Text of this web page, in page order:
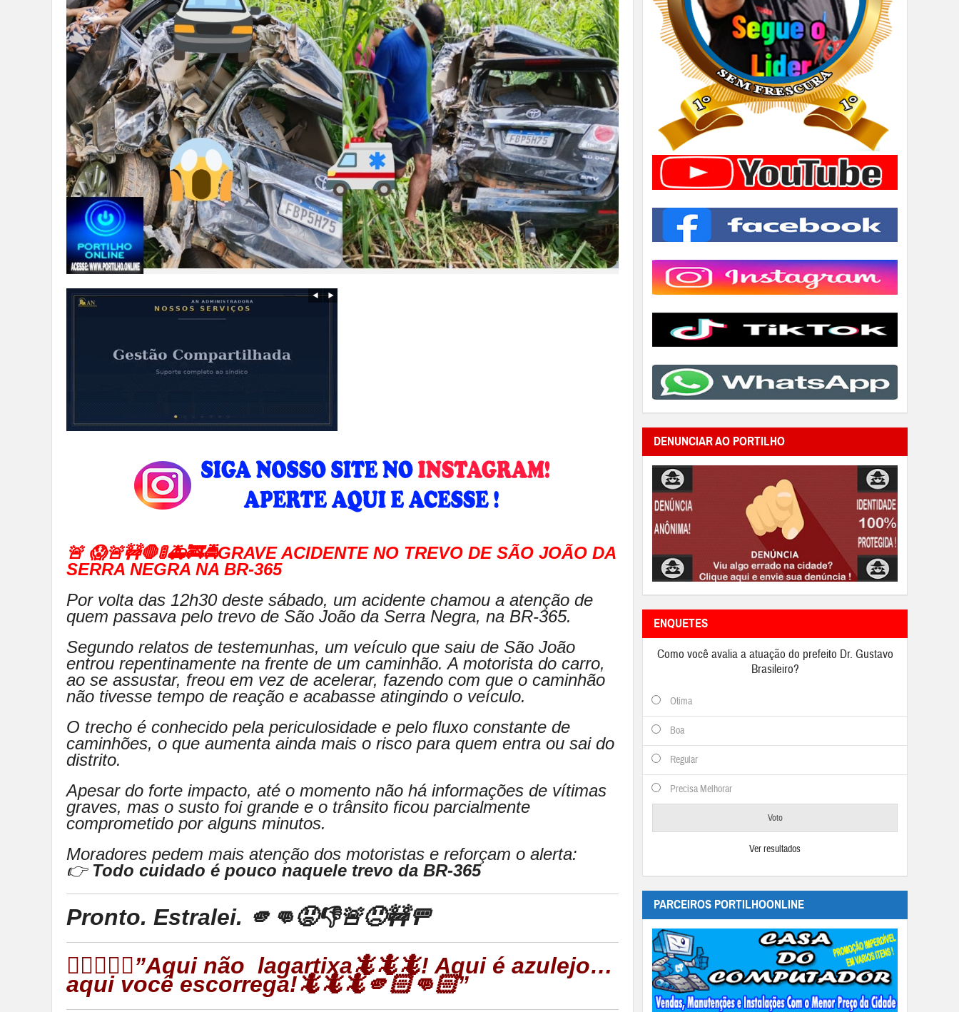
🚨 😱🚨🚧🛑🚦🚑🚒🚔GRAVE ACIDENTE NO TREVO DE SÃO JOÃO DA
SERRA NEGRA NA BR-365
Por volta das 12h30 deste sábado, um acidente chamou a atenção de
quem passava pelo trevo de São João da Serra Negra, na BR-365.
Segundo relatos de testemunhas, um veículo que saiu de São João
entrou repentinamente na frente de um caminhão. A motorista do carro,
ao se assustar, freou em vez de acelerar, fazendo com que o caminhão
não tivesse tempo de reação e acabasse atingindo o veículo.
O trecho é conhecido pela periculosidade e pelo fluxo constante de
caminhões, o que aumenta ainda mais o risco para quem entra ou sai do
distrito.
Apesar do forte impacto, até o momento não há informações de vítimas
graves, mas o susto foi grande e o trânsito ficou parcialmente
comprometido por alguns minutos.
Moradores pedem mais atenção dos motoristas e reforçam o alerta:
👉 Todo cuidado é pouco naquele trevo da BR-365
Pronto. Estralei. 🫵👊😡👎🚨😠🚧🚥
👉🏻🦎🦎🦎”Aqui não lagartixa🦎🦎🦎! Aqui é azulejo…
aqui você escorrega!🦎🦎🦎🫵🏻👊🏻”
DENUNCIAR AO PORTILHO
ENQUETES
Como você avalia a atuação do prefeito Dr. Gustavo
Brasileiro?
Otima
Boa
Regular
Precisa Melhorar
Ver resultados
PARCEIROS PORTILHOONLINE